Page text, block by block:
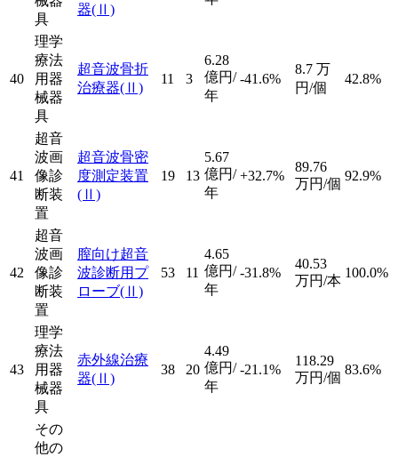
具
器(Ⅱ)
40
理学
療法
用器
械器
具
超音波骨折
治療器(Ⅱ)
11 3
6.28
億円/
年
-41.6%
8.7 万
円/個
42.8%
41
超音
波画
像診
断装
置
超音波骨密
度測定装置
(Ⅱ)
19 13
5.67
億円/
年
+32.7%
89.76
万円/個
92.9%
42
超音
波画
像診
断装
置
膣向け超音
波診断用プ
ローブ(Ⅱ)
53 11
4.65
億円/
年
-31.8%
40.53
万円/本
100.0%
43
理学
療法
用器
械器
具
赤外線治療
器(Ⅱ)
38 20
4.49
億円/
年
-21.1%
118.29
万円/個
83.6%
その
他の